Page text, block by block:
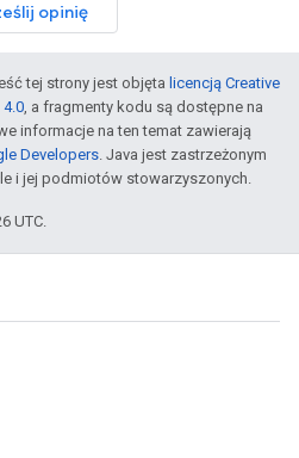
opinię
tej strony jest objęta licencją Creative
, a fragmenty kodu są dostępne na
informacje na ten temat zawierają
Developers. Java jest zastrzeżonym
i jej podmiotów stowarzyszonych.
UTC.